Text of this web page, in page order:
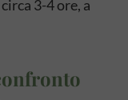
3-4 ore, a